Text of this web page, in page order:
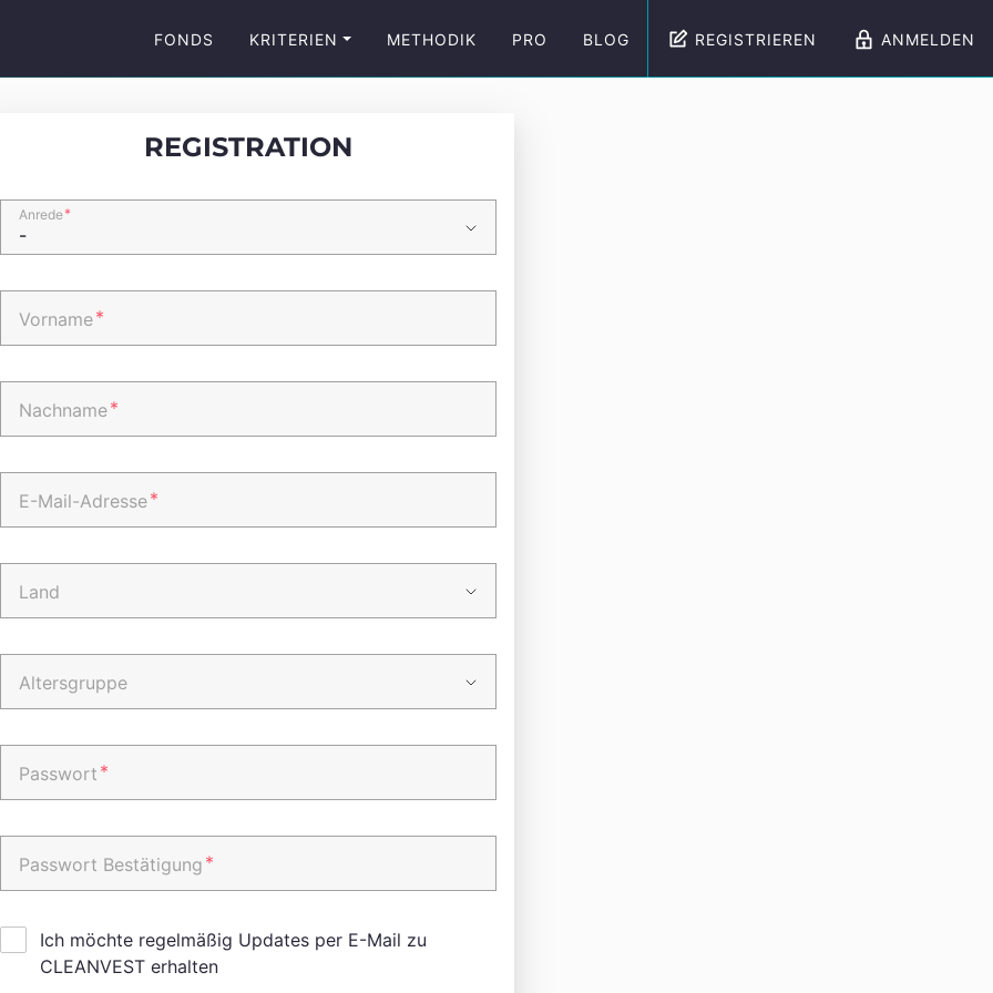
FONDS KRITERIEN METHODIK PRO BLOG REGISTRIEREN ANMELDEN
REGISTRATION
Anrede*
Vorname*
Nachname*
E-Mail-Adresse*
Land
Altersgruppe
Passwort *
Passwort Bestätigung *
Ich möchte regelmäßig Updates per E-Mail zu
CLEANVEST erhalten